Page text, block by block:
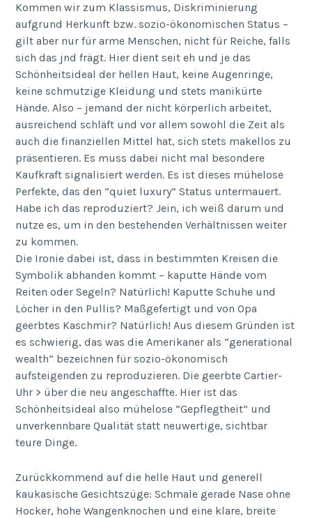
Kommen wir zum Klassismus, Diskriminierung
aufgrund Herkunft bzw. sozio-ökonomischen Status –
gilt aber nur für arme Menschen, nicht für Reiche, falls
sich das jnd frägt. Hier dient seit eh und je das
Schönheitsideal der hellen Haut, keine Augenringe,
keine schmutzige Kleidung und stets manikürte
Hände. Also – jemand der nicht körperlich arbeitet,
ausreichend schläft und vor allem sowohl die Zeit als
auch die finanziellen Mittel hat, sich stets makellos zu
präsentieren. Es muss dabei nicht mal besondere
Kaufkraft signalisiert werden. Es ist dieses mühelose
Perfekte, das den “quiet luxury” Status untermauert.
Habe ich das reproduziert? Jein, ich weiß darum und
nutze es, um in den bestehenden Verhältnissen weiter
zu kommen.
Die Ironie dabei ist, dass in bestimmten Kreisen die
Symbolik abhanden kommt – kaputte Hände vom
Reiten oder Segeln? Natürlich! Kaputte Schuhe und
Löcher in den Pullis? Maßgefertigt und von Opa
geerbtes Kaschmir? Natürlich! Aus diesem Gründen ist
es schwierig, das was die Amerikaner als “generational
wealth” bezeichnen für sozio-ökonomisch
aufsteigenden zu reproduzieren. Die geerbte Cartier-
Uhr > über die neu angeschaffte. Hier ist das
Schönheitsideal also mühelose “Gepflegtheit” und
unverkennbare Qualität statt neuwertige, sichtbar
teure Dinge.
Zurückkommend auf die helle Haut und generell
kaukasische Gesichtszüge: Schmale gerade Nase ohne
Hocker, hohe Wangenknochen und eine klare, breite